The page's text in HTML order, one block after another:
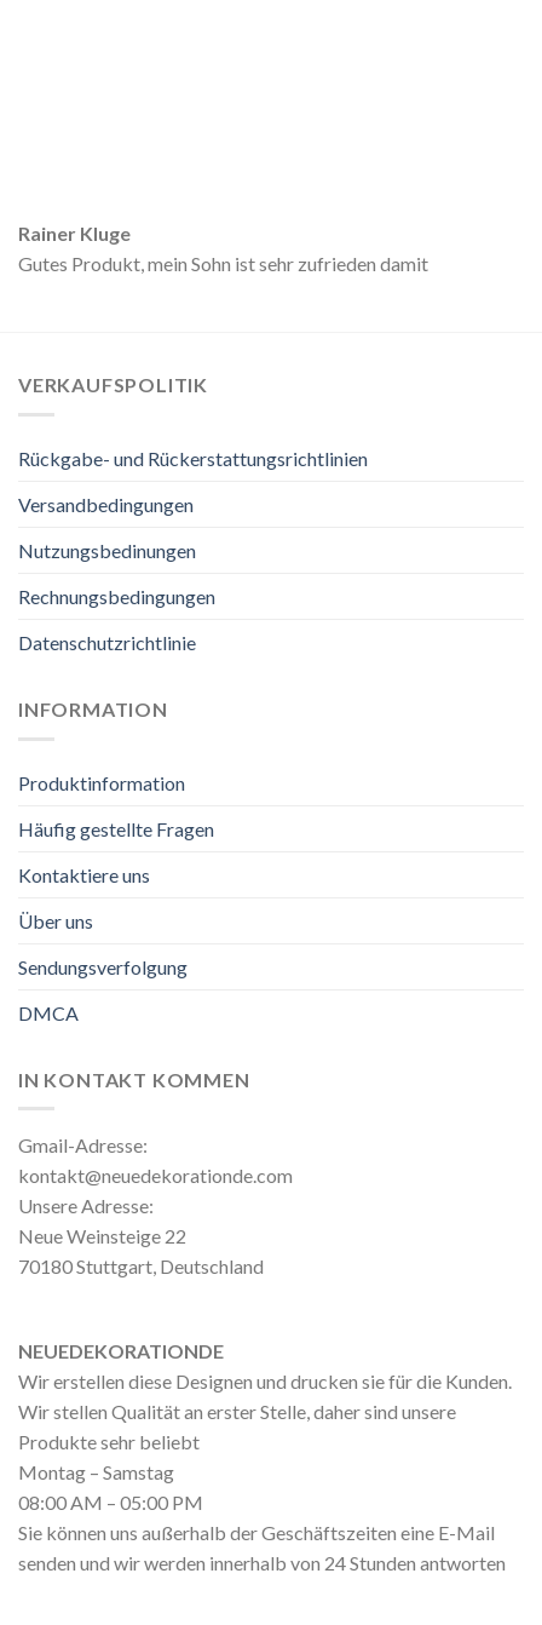
Rainer Kluge
Gutes Produkt, mein Sohn ist sehr zufrieden damit
VERKAUFSPOLITIK
Rückgabe- und Rückerstattungsrichtlinien
Versandbedingungen
Nutzungsbedinungen
Rechnungsbedingungen
Datenschutzrichtlinie
INFORMATION
Produktinformation
Häufig gestellte Fragen
Kontaktiere uns
Über uns
Sendungsverfolgung
DMCA
IN KONTAKT KOMMEN
Gmail-Adresse:
kontakt@neuedekorationde.com
Unsere Adresse:
Neue Weinsteige 22
70180 Stuttgart, Deutschland
NEUEDEKORATIONDE
Wir erstellen diese Designen und drucken sie für die Kunden.
Wir stellen Qualität an erster Stelle, daher sind unsere
Produkte sehr beliebt
Montag – Samstag
08:00 AM – 05:00 PM
Sie können uns außerhalb der Geschäftszeiten eine E-Mail
senden und wir werden innerhalb von 24 Stunden antworten